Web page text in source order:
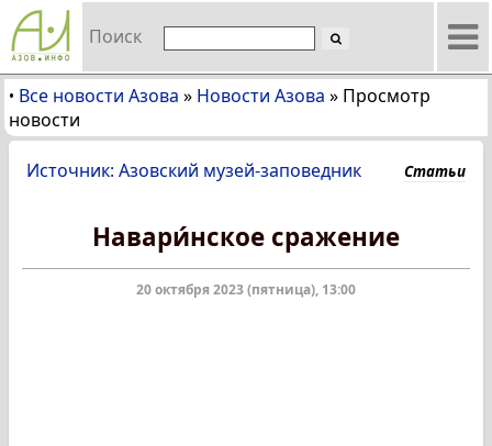
Поиск
• Все новости Азова » Новости Азова » Просмотр
новости
Источник: Азовский музей-заповедник Статьи
Навари́нское сражение
20 октября 2023 (пятница), 13:00